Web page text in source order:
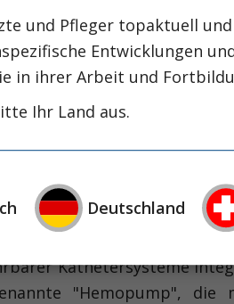
eine perkutane
zu etablieren.
Angina pectoris.
wenn zusätzlich
hin zu
in den letzten
in der Kardiologie
wurden in der
Kathetersysteme
"Hemopump",
und Pfleger topaktuell
Entwicklungen
in ihrer Arbeit und
Ihr Land aus.
Deutschland